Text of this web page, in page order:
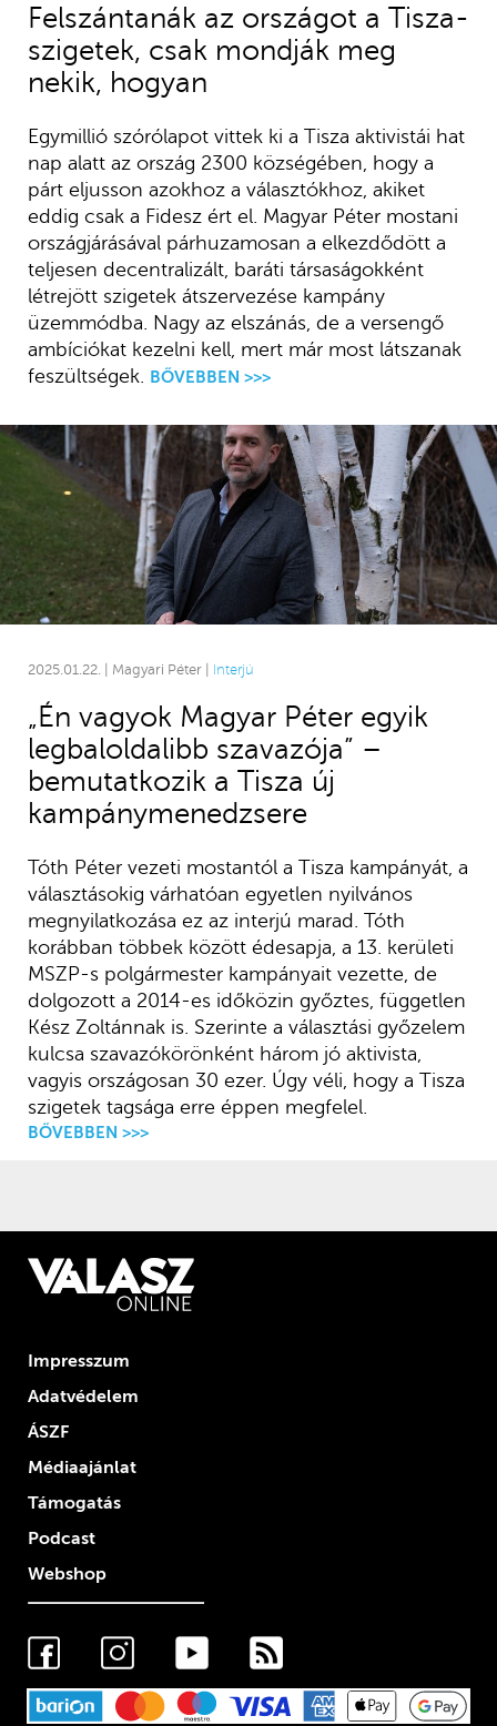
Felszántanák az országot a Tisza-
szigetek, csak mondják meg
nekik, hogyan
Egymillió szórólapot vittek ki a Tisza aktivistái hat
nap alatt az ország 2300 községében, hogy a
párt eljusson azokhoz a választókhoz, akiket
eddig csak a Fidesz ért el. Magyar Péter mostani
országjárásával párhuzamosan a elkezdődött a
teljesen decentralizált, baráti társaságokként
létrejött szigetek átszervezése kampány
üzemmódba. Nagy az elszánás, de a versengő
ambíciókat kezelni kell, mert már most látszanak
feszültségek.
BŐVEBBEN >>>
2025.01.22. | Magyari Péter | Interjú
„Én vagyok Magyar Péter egyik
legbaloldalibb szavazója” –
bemutatkozik a Tisza új
kampánymenedzsere
Tóth Péter vezeti mostantól a Tisza kampányát, a
választásokig várhatóan egyetlen nyilvános
megnyilatkozása ez az interjú marad. Tóth
korábban többek között édesapja, a 13. kerületi
MSZP-s polgármester kampányait vezette, de
dolgozott a 2014-es időközin győztes, független
Kész Zoltánnak is. Szerinte a választási győzelem
kulcsa szavazókörönként három jó aktivista,
vagyis országosan 30 ezer. Úgy véli, hogy a Tisza
szigetek tagsága erre éppen megfelel.
BŐVEBBEN >>>
Impresszum
Adatvédelem
ÁSZF
Médiaajánlat
Támogatás
Podcast
Webshop